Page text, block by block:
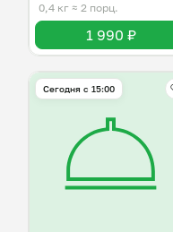
0,4 кг ≈ 2 порц.
1 990 ₽
Сегодня с 15:00